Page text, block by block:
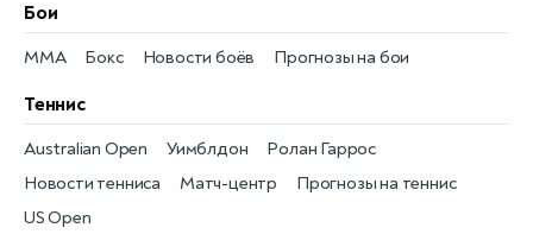
Бои
Новости боёв
MMA Прогнозы на бои
Бокс
Теннис
Новости тенниса
Australian Open
Матч-центр
Уимблдон
Прогнозы на теннис
Ролан Гаррос
US Open